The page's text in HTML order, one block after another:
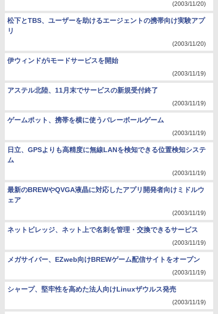
(2003/11/20)
松下とTBS、ユーザーを助けるエージェントの携帯向け実験アプ
リ
(2003/11/20)
伊ウィンドがiモードサービスを開始
(2003/11/19)
アステル北陸、11月末でサービスの新規受付終了
(2003/11/19)
ゲームポット、携帯を横に使うバレーボールゲーム
(2003/11/19)
日立、GPSよりも高精度に無線LANを検知できる位置検知システ
ム
(2003/11/19)
最新のBREWやQVGA液晶に対応したアプリ開発者向けミドルウ
ェア
(2003/11/19)
ネットビレッジ、ネット上で名刺を管理・交換できるサービス
(2003/11/19)
メガサイバー、EZweb向けBREWゲーム配信サイトをオープン
(2003/11/19)
シャープ、堅牢性を高めた法人向けLinuxザウルス発売
(2003/11/19)